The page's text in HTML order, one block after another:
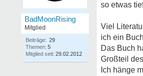
BadMoonRising
Mitglied
Beiträge: 29
Themen: 5
Mitglied seit: 29.02.2012
so etwas
Viel
ich ein
Das Buch
Großteil
Ich hänge